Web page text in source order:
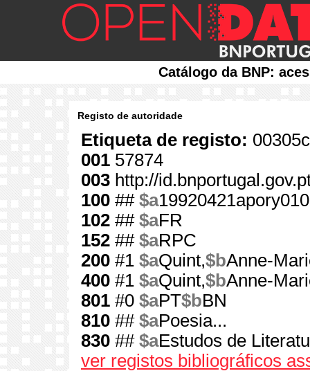
Catálogo da BNP:
Registo de autoridade
Etiqueta de registo:
001 57874
003 http://
100 ## $a
102 ## $aFR
152 ## $aRPC
200 #1 $aQuint,$bAnne-
400 #1 $aQuint,$bAnne-
801 #0 $aPT$bBN
810 ## $aPoesia...
830 ## $aEstudos de
ver registos bibliográficos